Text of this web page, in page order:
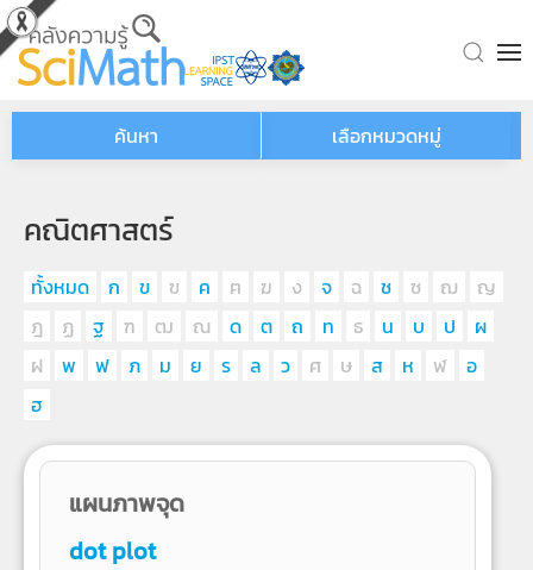
Skip to main content
ค้นหา เลือกหมวดหมู่
คณิตศาสตร์
ทั้งหมด ก ข ฃ ค ฅ ฆ ง จ ฉ ช ซ ฌ
ญ
ฎ
ฏ ฐ ฑ ฒ ณ ด ต ถ ท ธ น บ ป
ผ
ฝ
พ ฟ ภ ม ย ร ล ว ศ ษ ส ห ฬ
อ
ฮ
แผนภาพจุด
dot plot